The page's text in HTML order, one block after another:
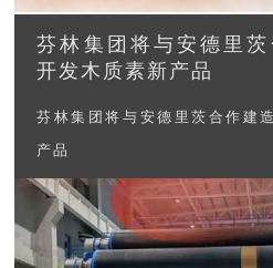
芬林集团将与安德里
开发木质素新产品
芬林集团将与安德里茨合作建
产品